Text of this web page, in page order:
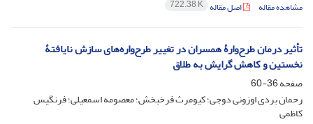
مشاهده مقاله اصل مقاله 722.38 K
تأثیر درمان طرح‌وارۀ همسران در تغییر طرح‌واره‌های سازش نایافتۀ
نخستین و کاهش گرایش به طلاق
صفحه36-60
رحمان بردی اوزونی دوجی؛ کیومرث فرخبخش؛ معصومه اسمعیلی؛ فرنگیس
کاظمی